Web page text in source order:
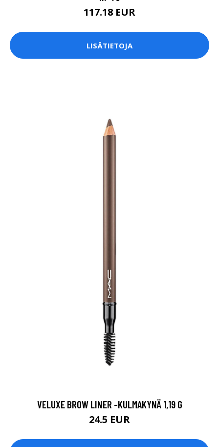
117.18 EUR
LISÄTIETOJA
VELUXE BROW LINER -KULMAKYNÄ 1,19 G
24.5 EUR